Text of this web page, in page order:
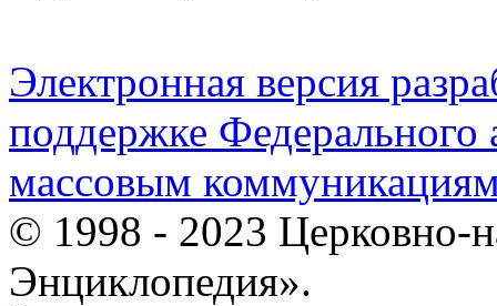
Электронная версия
поддержке Федерального
массовым
© 1998 - 2023 Церковно-
Энциклопедия».